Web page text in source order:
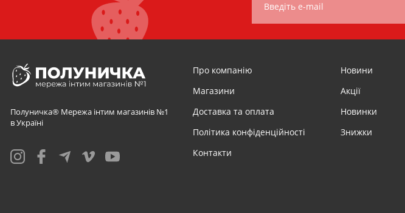
Введіть e-mail
Полуничка® Мережа інтим магазинів №1
в Україні
Про компанію
Магазини
Доставка та оплата
Політика конфіденційності
Контакти
Новини
Акції
Новинки
Знижки